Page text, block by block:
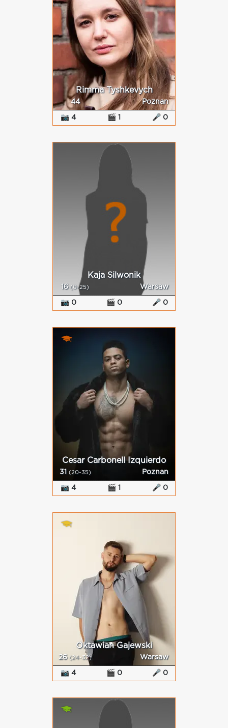
Rimma Tyshkevych
44 Poznan
📷 4 🎬 1 🎤 0
Kaja Silwonik
16 (0-25) Warsaw
📷 0 🎬 0 🎤 0
Cesar Carbonell Izquierdo
31 (20-35) Poznan
📷 4 🎬 1 🎤 0
Oktawian Gajewski
26 (24-32) Warsaw
📷 4 🎬 0 🎤 0